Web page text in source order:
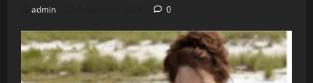
admin 0